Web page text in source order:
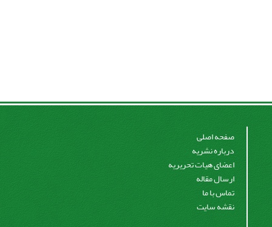
صفحه اصلی
درباره نشریه
اعضای هیات تحریریه
ارسال مقاله
تماس با ما
نقشه سایت